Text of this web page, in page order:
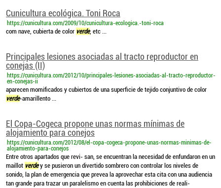
Cunicultura ecológica. Toni Roca
https://cunicultura.com/2009/10/cunicultura-ecologica.-toni-roca
com nave, cubierta de color verde, etc ...
Principales lesiones asociadas al tracto reproductor en
conejas (II)
https://cunicultura.com/2012/10/principales-lesiones-asociadas-al-tracto-reproductor-
en-conejas-ii
aparecen momificados y cubiertos de una superficie de tejido conjuntivo de color
verde-amarillento ...
El Copa-Cogeca propone unas normas mínimas de
alojamiento para conejos
https://cunicultura.com/2012/08/el-copa-cogeca-propone-unas-normas-minimas-de-
alojamiento-para-conejos
Entre otros apartados que revi- san, se encuentran la necesidad de enfundaron en un
maillot verdey se pusieron un divertido sombrero con controlar los niveles de
sonido, la plan de emergencia que prevea la aprovechar esta cita con una audiencia
tan grande para trazar un paralelismo en cuenta las prohibiciones de reali-